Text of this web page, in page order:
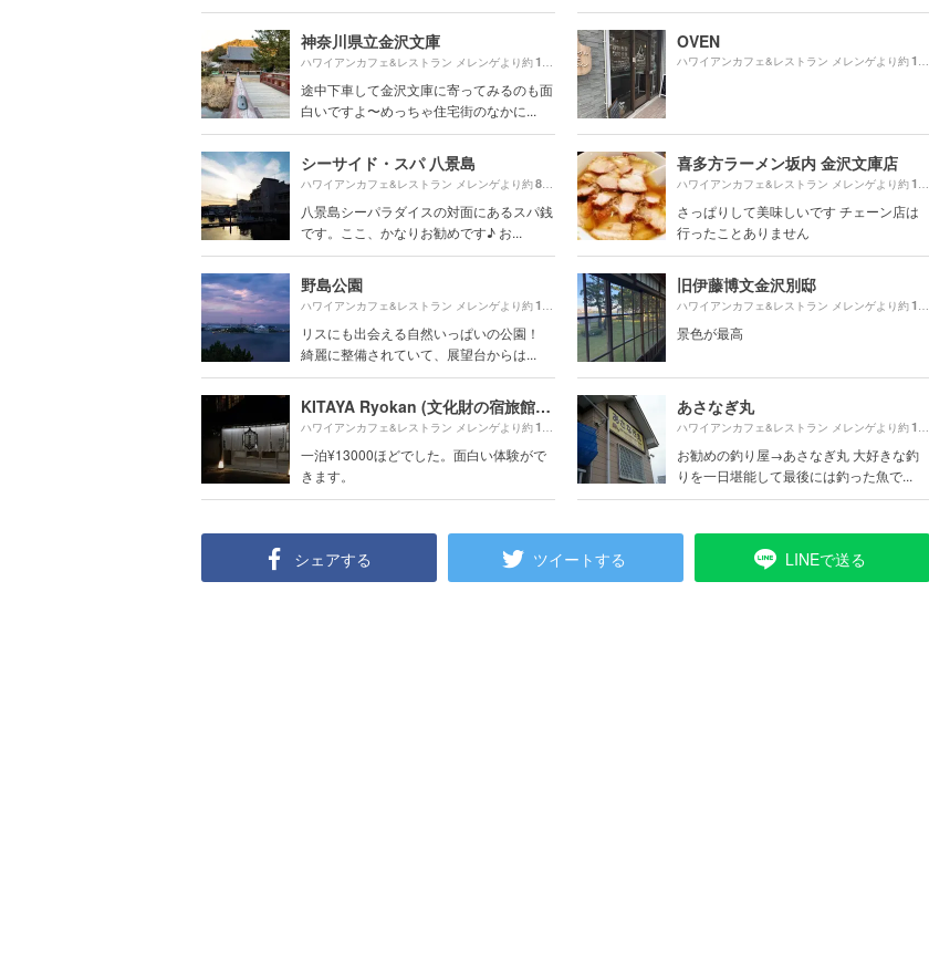
神奈川県立金沢文庫
ハワイアンカフェ&レストラン メレンゲより約1830m （徒歩31分）
途中下車して金沢文庫に寄ってみるのも面
白いですよ〜めっちゃ住宅街のなかに...
OVEN
ハワイアンカフェ&レストラン メレンゲより約1680m
シーサイド・スパ 八景島
ハワイアンカフェ&レストラン メレンゲより約800m （徒歩14分）
八景島シーパラダイスの対面にあるスパ銭
です。ここ、かなりお勧めです♪ お...
喜多方ラーメン坂内 金沢文庫店
ハワイアンカフェ&レストラン メレンゲより約1910m
さっぱりして美味しいです チェーン店は
行ったことありません
野島公園
ハワイアンカフェ&レストラン メレンゲより約1400m （徒歩24分）
リスにも出会える自然いっぱいの公園！
綺麗に整備されていて、展望台からは...
旧伊藤博文金沢別邸
ハワイアンカフェ&レストラン メレンゲより約1210m
景色が最高
KITAYA Ryokan (文化財の宿旅館喜多屋 ) + Cafe&Dining BOTAN (ぼたん)
ハワイアンカフェ&レストラン メレンゲより約1370m （徒歩23分）
一泊¥13000ほどでした。面白い体験がで
きます。
あさなぎ丸
ハワイアンカフェ&レストラン メレンゲより約1280m
お勧めの釣り屋→あさなぎ丸 大好きな釣
りを一日堪能して最後には釣った魚で...
シェアする ツイートする LINEで送る